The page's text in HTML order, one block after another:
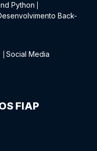
Python
Back-
Social Media
FIAP